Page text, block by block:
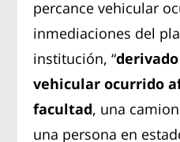
percance vehicular
inmediaciones del
institución, “
vehicular ocurrido
facultad, una
una persona en